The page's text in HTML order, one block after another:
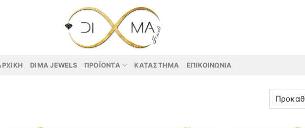
DIMA JEWELS ΠΡΟΪΌΝΤΑ ΚΑΤΆΣΤΗΜΑ ΕΠΙΚΟΙΝΩΝΊΑ